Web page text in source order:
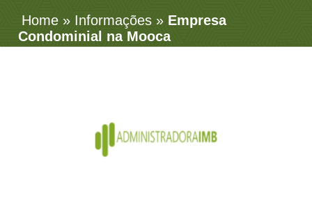
Home » Informações » Empresa
Condominial na Mooca